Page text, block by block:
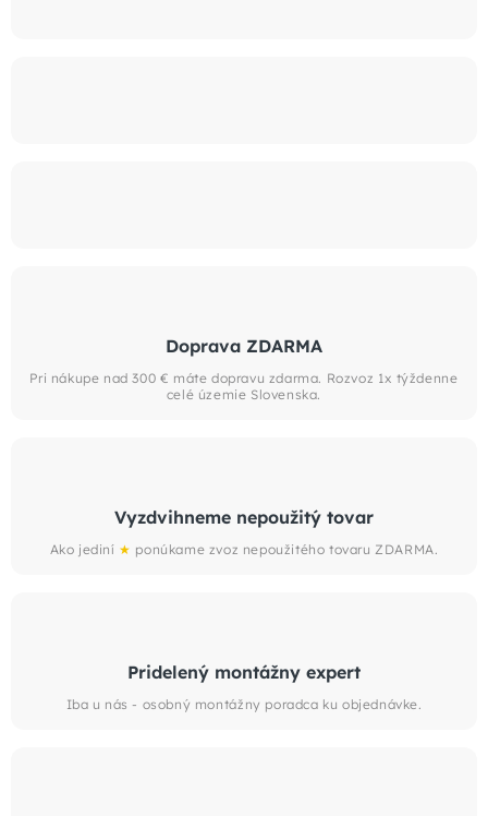
Doprava ZDARMA
Pri nákupe nad 300 € máte dopravu zdarma. Rozvoz 1x týždenne
celé územie Slovenska.
Vyzdvihneme nepoužitý tovar
Ako jediní ★ ponúkame zvoz nepoužitého tovaru ZDARMA.
Pridelený montážny expert
Iba u nás - osobný montážny poradca ku objednávke.